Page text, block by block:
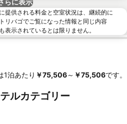
らに表示
提供される料金と空室状況は、継続的に
リバゴでご覧になった情報と同じ内容
表示されているとは限りません。
1泊あたり ‎￥75,506～ ‎￥75,506です。
ルカテゴリー